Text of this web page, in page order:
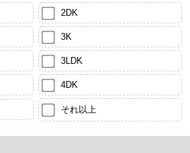
2DK
3K
3LDK
4DK
それ以上